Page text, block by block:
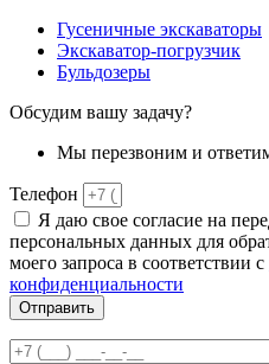
Гусеничные экскаваторы
Экскаватор-погрузчик
Бульдозеры
Обсудим вашу задачу?
Мы перезвоним и
Телефон
Я даю свое согласие на
персональных данных для
моего запроса в соответствии с
конфиденциальности
Отправить